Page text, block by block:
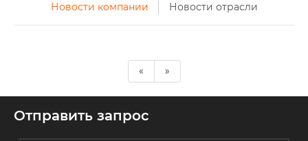
Новости компании Новости отрасли
« »
Отправить запрос